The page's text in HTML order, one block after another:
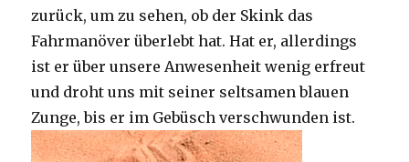
zurück, um zu sehen, ob der Skink das
Fahrmanöver überlebt hat. Hat er, allerdings
ist er über unsere Anwesenheit wenig erfreut
und droht uns mit seiner seltsamen blauen
Zunge, bis er im Gebüsch verschwunden ist.